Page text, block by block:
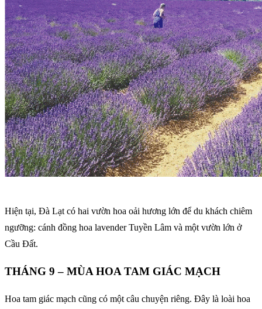
Hiện tại, Đà Lạt có hai vườn hoa oải hương lớn để du khách chiêm
ngưỡng: cánh đồng hoa lavender Tuyền Lâm và một vườn lớn ở
Cầu Đất.
THÁNG 9 – MÙA HOA TAM GIÁC MẠCH
Hoa tam giác mạch cũng có một câu chuyện riêng. Đây là loài hoa